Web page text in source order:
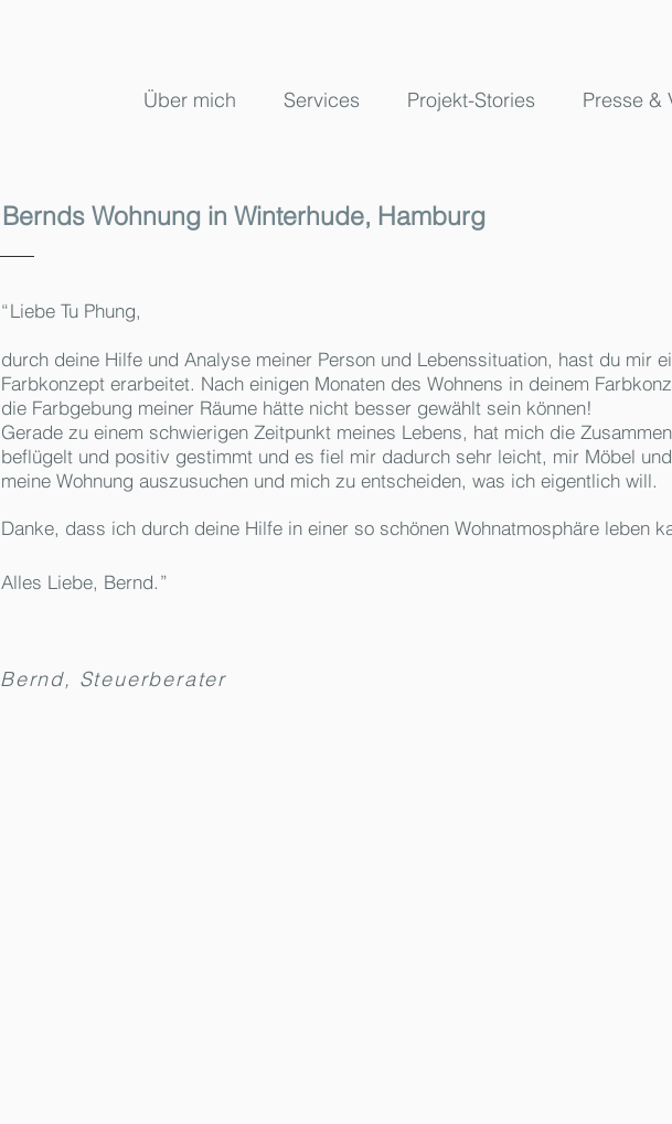
Über mich Services Projekt-Stories Presse &
Bernds Wohnung in Winterhude, Hamburg
“Liebe Tu Phung,
durch deine Hilfe und Analyse meiner Person und Lebenssituation, hast du mir
Farbkonzept erarbeitet. Nach einigen Monaten des Wohnens in deinem
die Farbgebung meiner Räume hätte nicht besser gewählt sein können!
Gerade zu einem schwierigen Zeitpunkt meines Lebens, hat mich die
beflügelt und positiv gestimmt und es fiel mir dadurch sehr leicht, mir Möbel
meine Wohnung auszusuchen und mich zu entscheiden, was ich eigentlich will.
Danke, dass ich durch deine Hilfe in einer so schönen Wohnatmosphäre leben
Alles Liebe, Bernd.”
Bernd, Steuerberater